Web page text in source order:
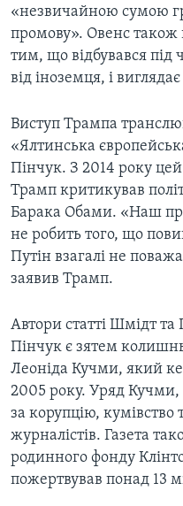
«незвичайною сумою
промову». Овенс також
тим, що відбувався під
від іноземця, і
Виступ Трампа
«Ялтинська
Пінчук. З 2014 року цей
Трамп критикував
Барака Обами. «Наш
не робить того, що
Путін взагалі не
заявив Трамп.
Автори статті Шмідт
Пінчук є зятем
Леоніда Кучми, який
2005 року. Уряд
за корупцію, кумівство
журналістів. Газета
родинного фонду
пожертвував понад 13